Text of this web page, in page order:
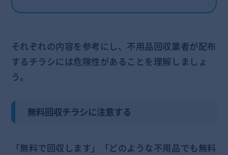
それぞれの内容を参考にし、不用品回収業者が配布
するチラシには危険性があることを理解しましょ
う。
無料回収チラシに注意する
「無料で回収します」「どのような不用品でも無料